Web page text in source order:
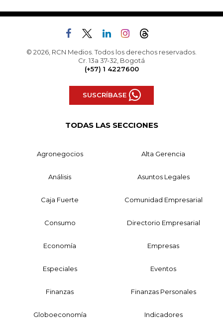
© 2026, RCN Medios. Todos los derechos reservados.
Cr. 13a 37-32, Bogotá
(+57) 1 4227600
SUSCRÍBASE
TODAS LAS SECCIONES
Agronegocios Alta Gerencia
Análisis Asuntos Legales
Caja Fuerte Comunidad Empresarial
Consumo Directorio Empresarial
Economía Empresas
Especiales Eventos
Finanzas Finanzas Personales
Globoeconomía Indicadores